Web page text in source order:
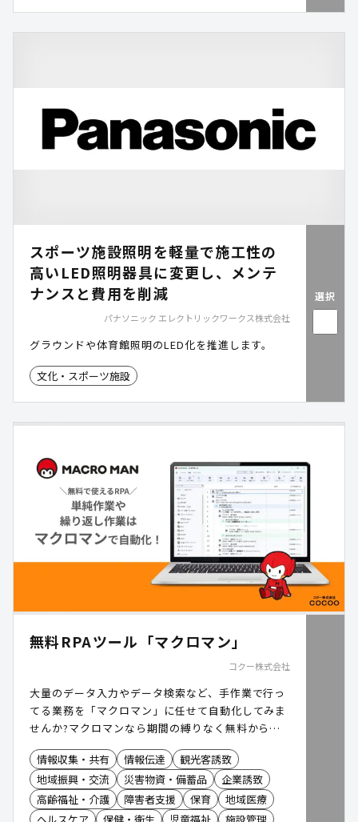
スポーツ施設照明を軽量で施工性の
高いLED照明器具に変更し、メンテ
ナンスと費用を削減
パナソニック エレクトリックワークス株式会社
グラウンドや体育館照明のLED化を推進します。
文化・スポーツ施設
選択
無料RPAツール「マクロマン」
コクー株式会社
大量のデータ入力やデータ検索など、手作業で行っ
てる業務を「マクロマン」に任せて自動化してみま
せんか?マクロマンなら期間の縛りなく無料から利
用できます。
情報収集・共有
情報伝達
観光客誘致
地域振興・交流
災害物資・備蓄品
企業誘致
高齢福祉・介護
障害者支援 保育
地域医療